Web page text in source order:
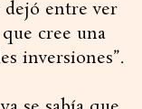
entre ver
cree una
inversiones”.